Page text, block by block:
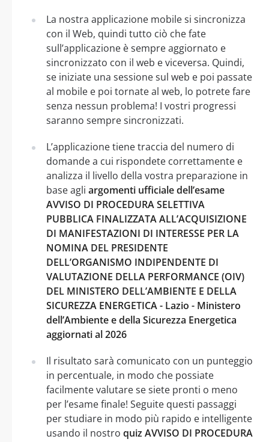
La nostra applicazione mobile si sincronizza
con il Web, quindi tutto ciò che fate
sull’applicazione è sempre aggiornato e
sincronizzato con il web e viceversa. Quindi,
se iniziate una sessione sul web e poi passate
al mobile e poi tornate al web, lo potrete fare
senza nessun problema! I vostri progressi
saranno sempre sincronizzati.
L’applicazione tiene traccia del numero di
domande a cui rispondete correttamente e
analizza il livello della vostra preparazione in
base agli argomenti ufficiale dell’esame
AVVISO DI PROCEDURA SELETTIVA
PUBBLICA FINALIZZATA ALL’ACQUISIZIONE
DI MANIFESTAZIONI DI INTERESSE PER LA
NOMINA DEL PRESIDENTE
DELL’ORGANISMO INDIPENDENTE DI
VALUTAZIONE DELLA PERFORMANCE (OIV)
DEL MINISTERO DELL’AMBIENTE E DELLA
SICUREZZA ENERGETICA - Lazio - Ministero
dell’Ambiente e della Sicurezza Energetica
aggiornati al 2026
Il risultato sarà comunicato con un punteggio
in percentuale, in modo che possiate
facilmente valutare se siete pronti o meno
per l’esame finale! Seguite questi passaggi
per studiare in modo più rapido e intelligente
usando il nostro quiz AVVISO DI PROCEDURA